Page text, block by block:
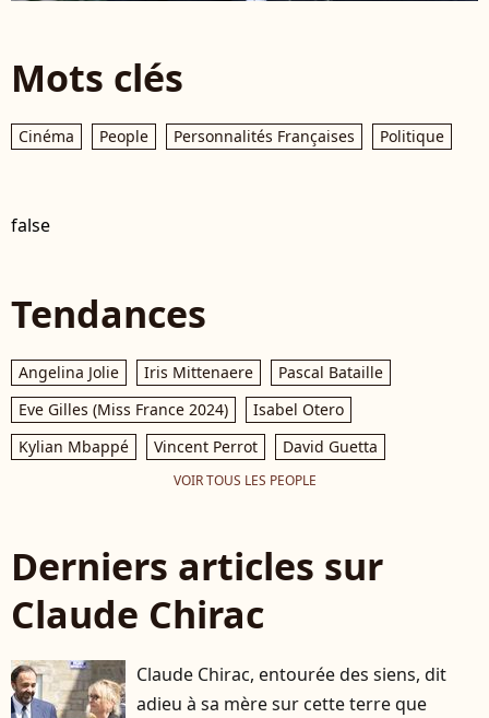
Mots clés
Cinéma People Personnalités Françaises Politique
false
Tendances
Angelina Jolie Iris Mittenaere
Pascal Bataille
Eve Gilles (Miss France 2024)
Isabel Otero
Kylian Mbappé
Vincent Perrot David Guetta
VOIR TOUS LES PEOPLE
Derniers articles sur
Claude Chirac
Claude Chirac, entourée des siens, dit
adieu à sa mère sur cette terre que